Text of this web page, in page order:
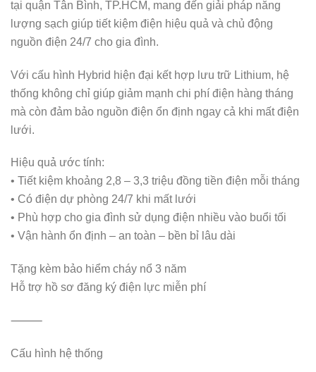
tại quận Tân Bình, TP.HCM, mang đến giải pháp năng
lượng sạch giúp tiết kiệm điện hiệu quả và chủ động
nguồn điện 24/7 cho gia đình.
Với cấu hình Hybrid hiện đại kết hợp lưu trữ Lithium, hệ
thống không chỉ giúp giảm mạnh chi phí điện hàng tháng
mà còn đảm bảo nguồn điện ổn định ngay cả khi mất điện
lưới.
Hiệu quả ước tính:
• Tiết kiệm khoảng 2,8 – 3,3 triệu đồng tiền điện mỗi tháng
• Có điện dự phòng 24/7 khi mất lưới
• Phù hợp cho gia đình sử dụng điện nhiều vào buổi tối
• Vận hành ổn định – an toàn – bền bỉ lâu dài
Tặng kèm bảo hiểm cháy nổ 3 năm
Hỗ trợ hồ sơ đăng ký điện lực miễn phí
⸻
Cấu hình hệ thống